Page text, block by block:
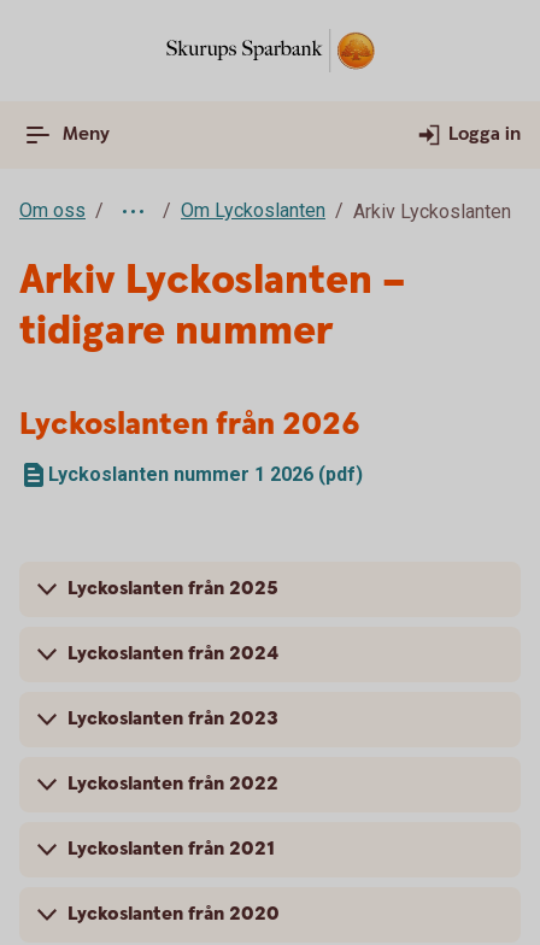
Meny Logga in
Om oss Om Lyckoslanten Arkiv Lyckoslanten
Arkiv Lyckoslanten –
tidigare nummer
Lyckoslanten från 2026
Lyckoslanten nummer 1 2026 (pdf)
Lyckoslanten från 2025
Lyckoslanten från 2024
Lyckoslanten från 2023
Lyckoslanten från 2022
Lyckoslanten från 2021
Lyckoslanten från 2020